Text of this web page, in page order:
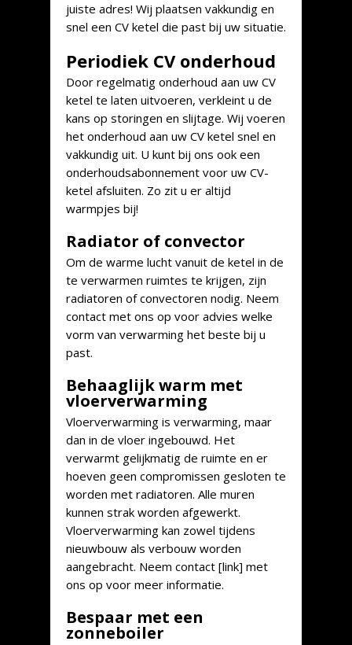
juiste adres! Wij plaatsen vakkundig en
snel een CV ketel die past bij uw situatie.
Periodiek CV onderhoud
Door regelmatig onderhoud aan uw CV
ketel te laten uitvoeren, verkleint u de
kans op storingen en slijtage. Wij voeren
het onderhoud aan uw CV ketel snel en
vakkundig uit. U kunt bij ons ook een
onderhoudsabonnement voor uw CV-
ketel afsluiten. Zo zit u er altijd
warmpjes bij!
Radiator of convector
Om de warme lucht vanuit de ketel in de
te verwarmen ruimtes te krijgen, zijn
radiatoren of convectoren nodig. Neem
contact met ons op voor advies welke
vorm van verwarming het beste bij u
past.
Behaaglijk warm met
vloerverwarming
Vloerverwarming is verwarming, maar
dan in de vloer ingebouwd. Het
verwarmt gelijkmatig de ruimte en er
hoeven geen compromissen gesloten te
worden met radiatoren. Alle muren
kunnen strak worden afgewerkt.
Vloerverwarming kan zowel tijdens
nieuwbouw als verbouw worden
aangebracht. Neem contact [link] met
ons op voor meer informatie.
Bespaar met een
zonneboiler